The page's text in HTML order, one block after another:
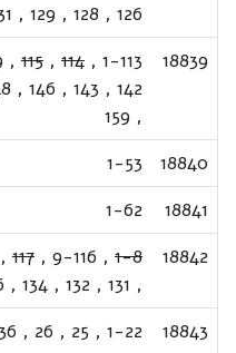
126
,
128
,
129
,
18839
1-113
,
114
,
115
,
142
,
143
,
146
,
,
159
18840
1-53
18841
1-62
18842
1-8
,
9-116
,
117
,
,
131
,
132
,
134
,
18843
1-22
,
25
,
26
,
36